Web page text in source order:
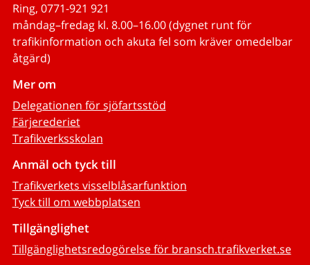
Ring, 0771-921 921
måndag–fredag kl. 8.00–16.00 (dygnet runt för
trafikinformation och akuta fel som kräver omedelbar
åtgärd)
Mer om
Delegationen för sjöfartsstöd
Färjerederiet
Trafikverksskolan
Anmäl och tyck till
Trafikverkets visselblåsarfunktion
Tyck till om webbplatsen
Tillgänglighet
Tillgänglighetsredogörelse för bransch.trafikverket.se